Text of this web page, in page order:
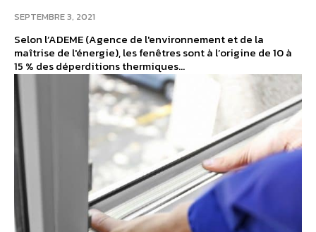
SEPTEMBRE 3, 2021
Selon l’ADEME (Agence de l'environnement et de la
maîtrise de l'énergie), les fenêtres sont à l’origine de 10 à
15 % des déperditions thermiques...